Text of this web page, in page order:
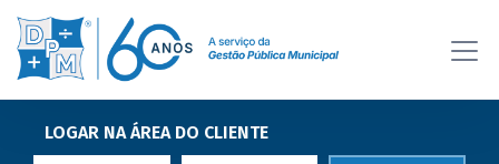
LOGAR NA ÁREA DO CLIENTE